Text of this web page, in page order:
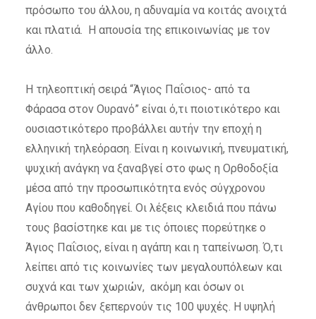
πρόσωπο του άλλου, η αδυναμία να κοιτάς ανοιχτά
και πλατιά. Η απουσία της επικοινωνίας με τον
άλλο.
Η τηλεοπτική σειρά “Άγιος Παΐσιος- από τα
Φάρασα στον Ουρανό” είναι ό,τι ποιοτικότερο και
ουσιαστικότερο προβάλλει αυτήν την εποχή η
ελληνική τηλεόραση. Είναι η κοινωνική, πνευματική,
ψυχική ανάγκη να ξαναβγεί στο φως η Ορθοδοξία
μέσα από την προσωπικότητα ενός σύγχρονου
Αγίου που καθοδηγεί. Οι λέξεις κλειδιά που πάνω
τους βασίστηκε και με τις όποιες πορεύτηκε ο
Άγιος Παΐσιος, είναι η αγάπη και η ταπείνωση. Ό,τι
λείπει από τις κοινωνίες των μεγαλουπόλεων και
συχνά και των χωριών, ακόμη και όσων οι
άνθρωποι δεν ξεπερνούν τις 100 ψυχές. Η υψηλή